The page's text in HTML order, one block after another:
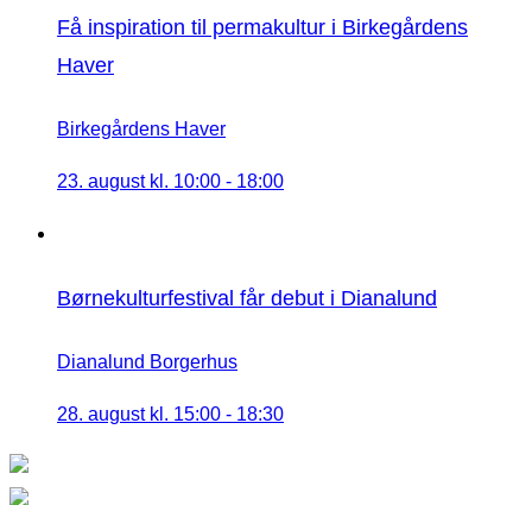
Få inspiration til permakultur i Birkegårdens
Haver
Birkegårdens Haver
23. august kl. 10:00 - 18:00
Børnekulturfestival får debut i Dianalund
Dianalund Borgerhus
28. august kl. 15:00 - 18:30